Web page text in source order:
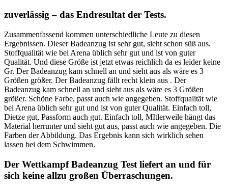
zuverlässig – das Endresultat der Tests.
Zusammenfassend kommen unterschiedliche Leute zu diesen
Ergebnissen. Dieser Badeanzug ist sehr gut, sieht schon süß aus.
Stoffqualität wie bei Arena üblich sehr gut und ist von guter
Qualität. Und diese Größe ist jetzt etwas reichlich da es leider keine
Gr. Der Badeanzug kam schnell an und sieht aus als wäre es 3
Größen größer. Der Badeanzug fällt recht klein aus . Der
Badeanzug kam schnell an und sieht aus als wäre es 3 Größen
größer. Schöne Farbe, passt auch wie angegeben. Stoffqualität wie
bei Arena üblich sehr gut und ist von guter Qualität. Einfach toll,
Dietze gut, Passform auch gut. Einfach toll, MItlerweile hängt das
Material herrunter und sieht gut aus, passt auch wie angegeben. Die
Farben der Abbildung. Das Ergebnis kann sich wirklich sehen
lassen bei dem Schwimmen.
Der Wettkampf Badeanzug Test liefert an und für
sich keine allzu großen Überraschungen.